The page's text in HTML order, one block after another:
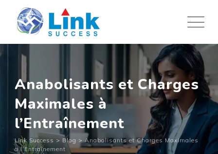
content
Anabolisants et Charges
Maximales à
l’Entraînement
Link Success > Blog >Anabolisants et Charges Maximales
à l’Entraînement